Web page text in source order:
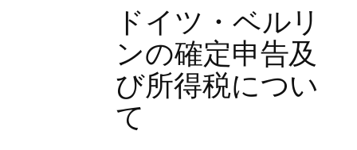
ドイツ・ベルリ
ンの確定申告及
び所得税につい
て